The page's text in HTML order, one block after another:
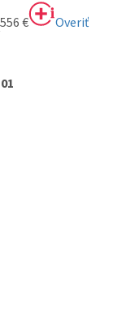
556 € Overiť